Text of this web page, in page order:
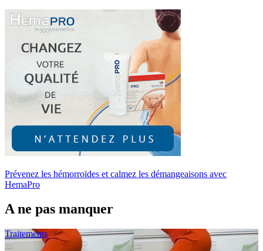
Prévenez les hémorroïdes et calmez les démangeaisons avec
HemaPro
A ne pas manquer
Traitements